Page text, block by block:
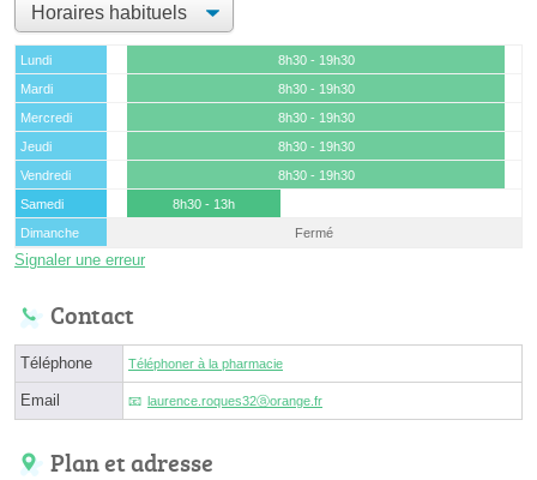
Lundi
8h30 - 19h30
Mardi
8h30 - 19h30
Mercredi
8h30 - 19h30
Jeudi
8h30 - 19h30
Vendredi
8h30 - 19h30
Samedi
8h30 - 13h
Dimanche
Fermé
Signaler une erreur
Contact
Téléphone Téléphoner à la pharmacie
Email laurence.roques32ⓐorange.fr
Plan et adresse